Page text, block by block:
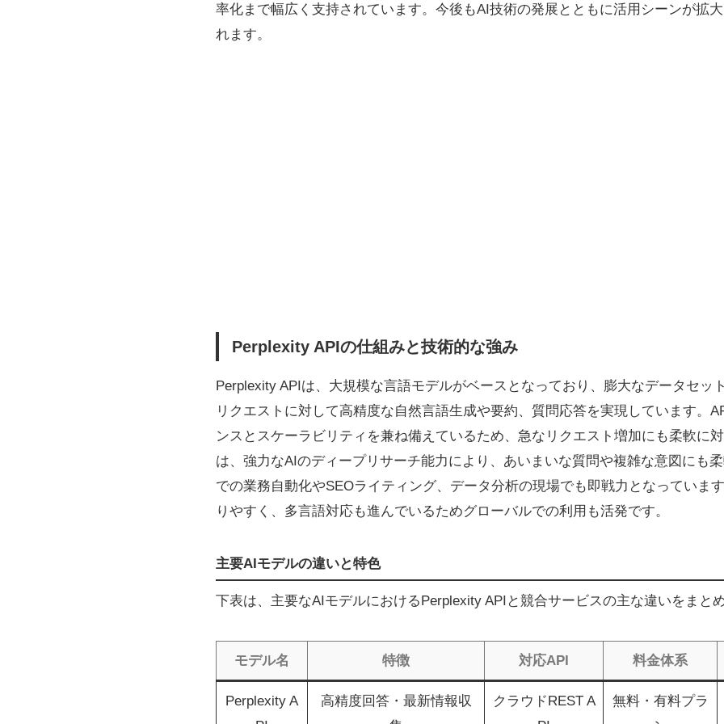
率化まで幅広く支持されています。今後もAI技術の発展とともに活用シーンが拡
れます。
Perplexity APIの仕組みと技術的な強み
Perplexity APIは、大規模な言語モデルがベースとなっており、膨大なデータセッ
リクエストに対して高精度な自然言語生成や要約、質問応答を実現しています。
ンスとスケーラビリティを兼ね備えているため、急なリクエスト増加にも柔軟に
は、強力なAIのディープリサーチ能力により、あいまいな質問や複雑な意図にも
での業務自動化やSEOライティング、データ分析の現場でも即戦力となっていま
りやすく、多言語対応も進んでいるためグローバルでの利用も活発です。
主要AIモデルの違いと特色
下表は、主要なAIモデルにおけるPerplexity APIと競合サービスの主な違いをまと
モデル名 特徴 対応API 料金体系
Perplexity A
高精度回答・最新情報収
クラウドREST A
無料・有料プラ